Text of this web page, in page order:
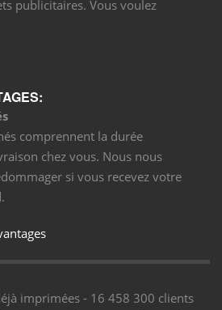
publicitaires. Vous voulez
comprennent la durée
chez vous. Nous nous
si vous recevez votre
imprimées - 16 458 300 clients